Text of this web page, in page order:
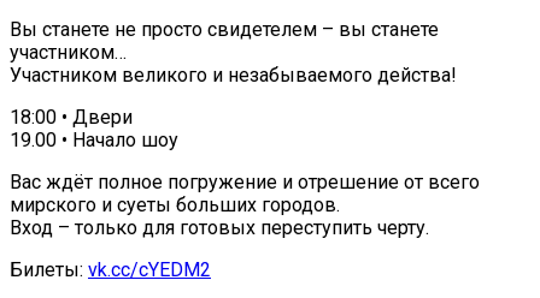
Вы станете не просто свидетелем – вы станете
участником…
Участником великого и незабываемого действа!
18:00 • Двери
19.00 • Начало шоу
Вас ждёт полное погружение и отрешение от всего
мирского и суеты больших городов.
Вход – только для готовых переступить черту.
Билеты: vk.cc/cYEDM2